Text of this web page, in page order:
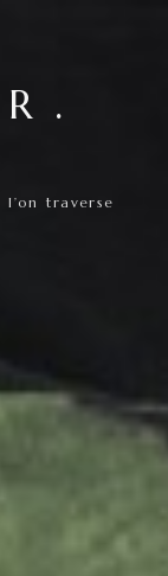
traverse